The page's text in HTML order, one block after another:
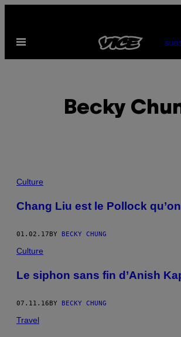
content
Open
Becky
POSTS
BY
THIS
AUTHOR
Culture
Chang Liu est le Pollock
01.02.17BY BECKY CHUNG
Culture
Le siphon sans fin d’Anish
07.11.16BY BECKY CHUNG
Travel